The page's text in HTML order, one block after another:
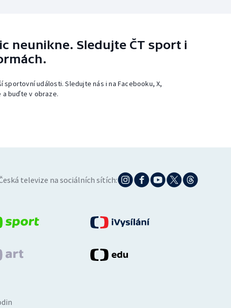
neunikne. Sledujte ČT sport i
sportovní události. Sledujte nás i na Facebooku, X,
a buďte v obraze.
televize na sociálních sítích: